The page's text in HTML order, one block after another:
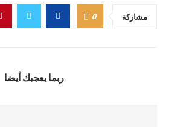
مشاركة 0
ربما يعجبك أيضا